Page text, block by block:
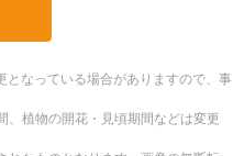
なっている場合がありますので、事
植物の開花・見頃期間などは変更